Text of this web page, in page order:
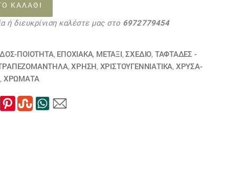
ΚΑΛΆΘΙ
ή διευκρίνιση καλέστε μας στο 6972779454
ΠΟΙΟΤΗΤΑ, ΕΠΟΧΙΑΚΑ, ΜΕΤΑΞΙ,ΣΧΕΔΙΟ, ΤΑΦΤΆΔΕΣ -
,ΧΡΗΣΗ, ΧΡΙΣΤΟΥΓΕΝΝΙΑΤΙΚΑ, ΧΡΥΣΆ-
, ΧΡΏΜΑΤΑ